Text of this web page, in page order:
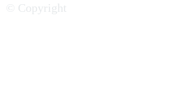
l’arène de l’attractivité
© Copyright